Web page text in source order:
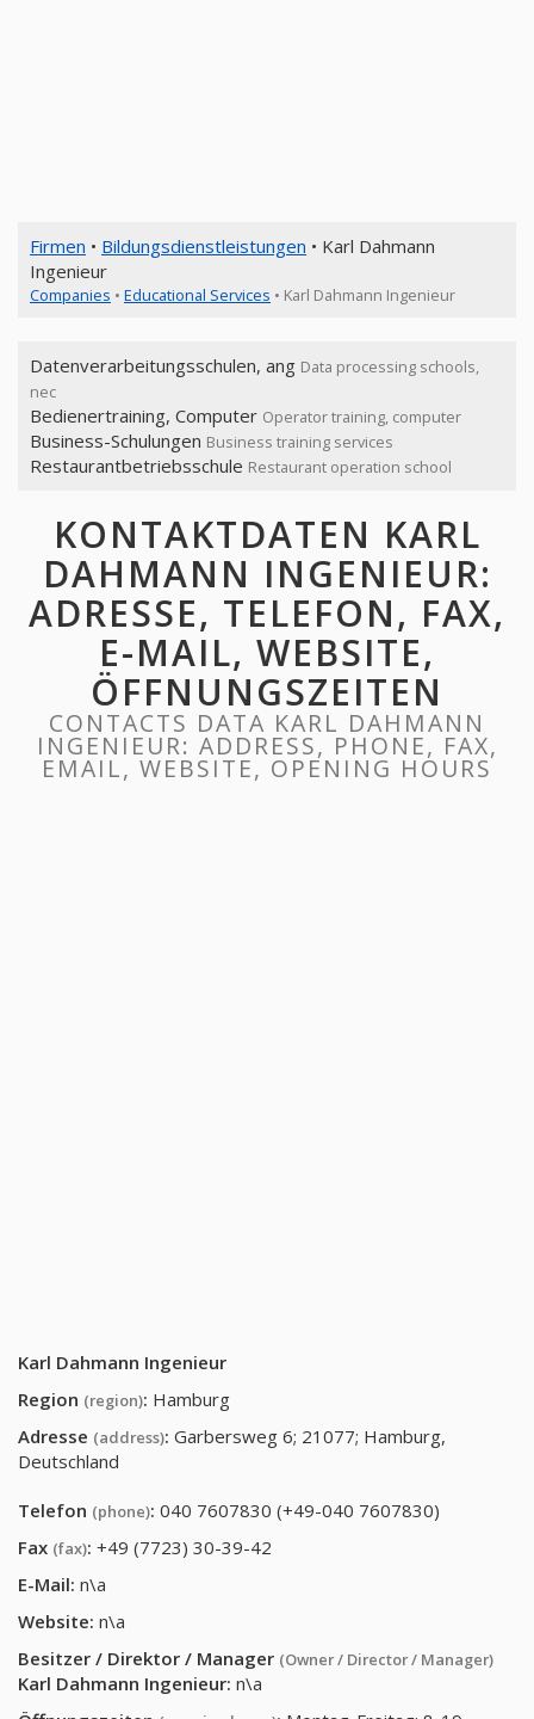
Firmen • Bildungsdienstleistungen • Karl Dahmann
Ingenieur
Companies • Educational Services • Karl Dahmann Ingenieur
Datenverarbeitungsschulen, ang Data processing schools,
nec
Bedienertraining, Computer Operator training, computer
Business-Schulungen Business training services
Restaurantbetriebsschule Restaurant operation school
KONTAKTDATEN KARL
DAHMANN INGENIEUR:
ADRESSE, TELEFON, FAX,
E-MAIL, WEBSITE,
ÖFFNUNGSZEITEN
CONTACTS DATA KARL DAHMANN
INGENIEUR: ADDRESS, PHONE, FAX,
EMAIL, WEBSITE, OPENING HOURS
Karl Dahmann Ingenieur
Region (region): Hamburg
Adresse (address): Garbersweg 6; 21077; Hamburg,
Deutschland
Telefon (phone): 040 7607830 (+49-040 7607830)
Fax (fax): +49 (7723) 30-39-42
E-Mail: n\a
Website: n\a
Besitzer / Direktor / Manager (Owner / Director / Manager)
Karl Dahmann Ingenieur: n\a